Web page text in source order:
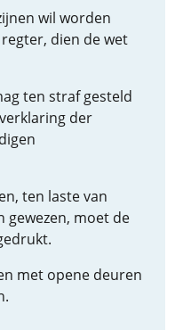
wil worden
dien de wet
ten straf gesteld
der
ten laste van
gewezen, moet de
met opene deuren